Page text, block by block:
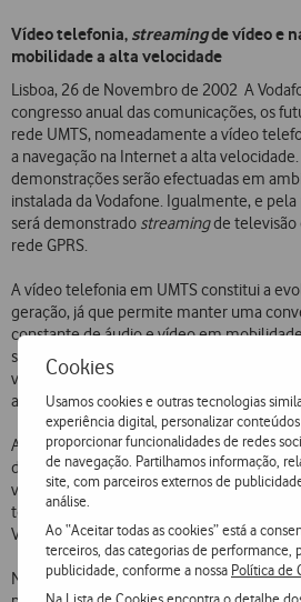
Cookies
Usamos cookies e outras tecnologias
experiência digital, personalizar
proporcionar funcionalidades de redes
de navegação. Partilhamos informação,
site, com parceiros externos de
análise.
Ao “Aceitar todas as cookies” está a
terceiros, das categorias de performance,
publicidade, conforme a nossa Política de
Na Lista de Cookiesencontra o detalhe
Vídeo telefonia, streamingde vídeo e
mobilidade a alta velocidade
Lisboa, 26 de Novembro de 2002  A
congresso anual das comunicações, os
rede UMTS, nomeadamente a vídeo
a navegação na Internet a alta velocidade.
demonstrações serão efectuadas em
instalada da Vodafone. Igualmente, e
será demonstrado streamingde televisão
rede GPRS.
A vídeo telefonia em UMTS constitui a
geração, já que permite manter uma
constante de áudio e vídeo em
será também demonstrado o acesso
velocidades de transmissão muito
ainda possível assistir astreamingde
A rede GPRS da Vodafone servirá de
demonstração em Portugal destreaming
visualizar, entre outros conteúdos de
televisão em directo num telemóvel
Vodafone).
No âmbito do lançamento da Vodafone